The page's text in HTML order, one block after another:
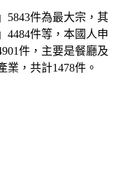
5843件為最大宗，其
4484件等，本國人申
件，主要是餐廳及
，共計1478件。